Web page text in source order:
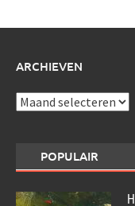
ARCHIEVEN
Archieven
POPULAIR